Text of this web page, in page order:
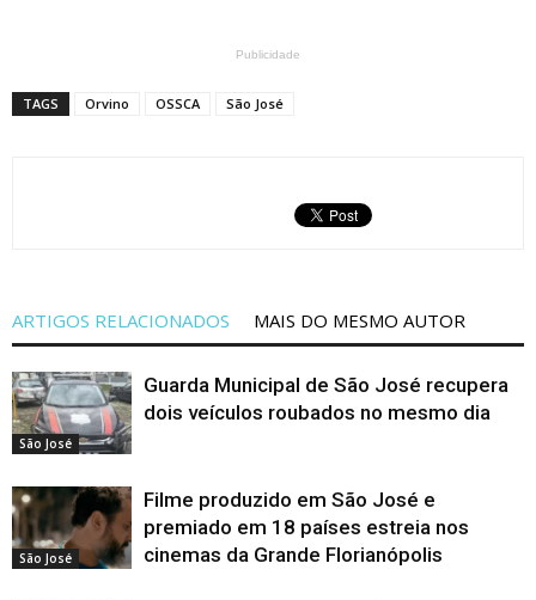
Publicidade
TAGS Orvino OSSCA São José
ARTIGOS RELACIONADOS MAIS DO MESMO AUTOR
São José
Guarda Municipal de São José recupera
dois veículos roubados no mesmo dia
São José
Filme produzido em São José e
premiado em 18 países estreia nos
cinemas da Grande Florianópolis